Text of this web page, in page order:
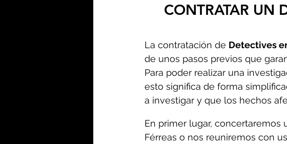
CONTRATAR UN
La contratación de Detectives
de unos pasos previos que
Para poder realizar una
esto significa de forma
a investigar y que los hechos
En primer lugar, concertaremos
Férreas o nos reuniremos con